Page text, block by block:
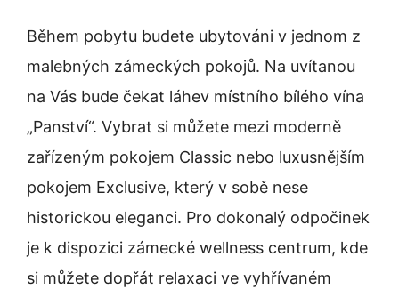
Během pobytu budete ubytováni v jednom z
malebných zámeckých pokojů. Na uvítanou
na Vás bude čekat láhev místního bílého vína
„Panství“. Vybrat si můžete mezi moderně
zařízeným pokojem Classic nebo luxusnějším
pokojem Exclusive, který v sobě nese
historickou eleganci. Pro dokonalý odpočinek
je k dispozici zámecké wellness centrum, kde
si můžete dopřát relaxaci ve vyhřívaném